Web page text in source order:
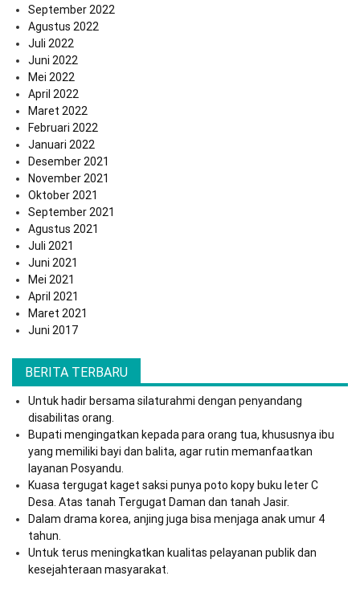
September 2022
Agustus 2022
Juli 2022
Juni 2022
Mei 2022
April 2022
Maret 2022
Februari 2022
Januari 2022
Desember 2021
November 2021
Oktober 2021
September 2021
Agustus 2021
Juli 2021
Juni 2021
Mei 2021
April 2021
Maret 2021
Juni 2017
BERITA TERBARU
Untuk hadir bersama silaturahmi dengan penyandang
disabilitas orang.
Bupati mengingatkan kepada para orang tua, khususnya ibu
yang memiliki bayi dan balita, agar rutin memanfaatkan
layanan Posyandu.
Kuasa tergugat kaget saksi punya poto kopy buku leter C
Desa. Atas tanah Tergugat Daman dan tanah Jasir.
Dalam drama korea, anjing juga bisa menjaga anak umur 4
tahun.
Untuk terus meningkatkan kualitas pelayanan publik dan
kesejahteraan masyarakat.